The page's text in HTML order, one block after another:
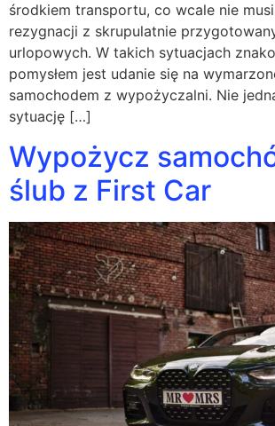
środkiem transportu, co wcale nie
rezygnacji z skrupulatnie
urlopowych. W takich sytuacjach
pomysłem jest udanie się na
samochodem z wypożyczalni. Nie
sytuację […]
Wypożycz
ślub z First Car